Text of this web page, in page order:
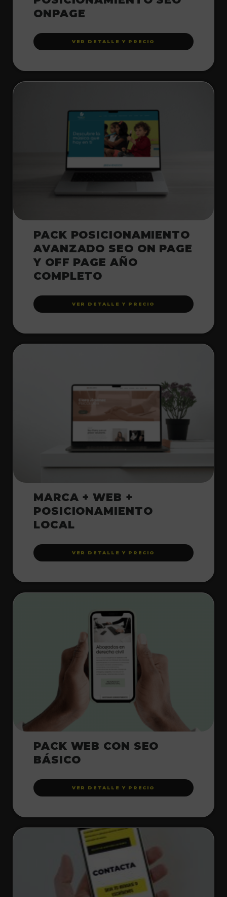
ONPAGE
VER DETALLE Y PRECIO
PACK POSICIONAMIENTO
AVANZADO SEO ON PAGE
Y OFF PAGE AÑO
COMPLETO
VER DETALLE Y PRECIO
MARCA + WEB +
POSICIONAMIENTO
LOCAL
VER DETALLE Y PRECIO
PACK WEB CON SEO
BÁSICO
VER DETALLE Y PRECIO